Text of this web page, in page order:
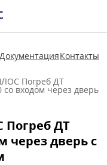
ДокументацияКонтакты
Погреб ДТ
входом через дверь
Погреб ДТ
через дверь с